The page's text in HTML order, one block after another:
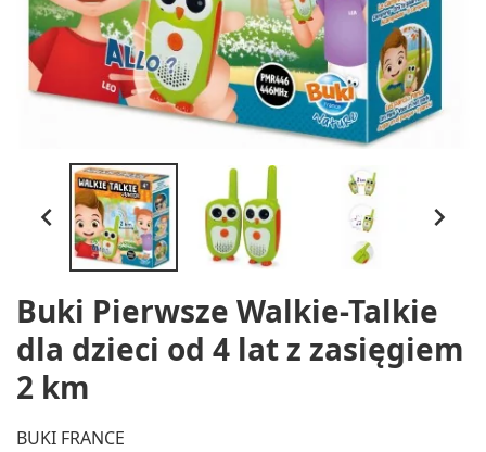
 
Buki Pierwsze Walkie-Talkie
dla dzieci od 4 lat z zasięgiem
2 km
BUKI FRANCE